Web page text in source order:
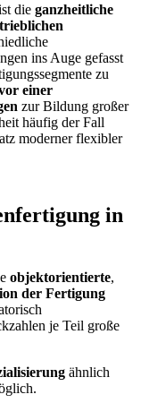
die ganzheitliche
ins Auge gefasst
zu
einer
zur Bildung großer
häufig der Fall
moderner flexibler
in
objektorientierte,
der Fertigung
je Teil große
ähnlich